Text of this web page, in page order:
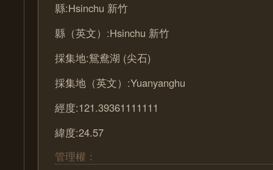
縣:Hsinchu 新竹
縣（英文）:Hsinchu 新竹
採集地:鴛鴦湖 (尖石)
採集地（英文）:Yuanyanghu
經度:121.39361111111
緯度:24.57
管理權：